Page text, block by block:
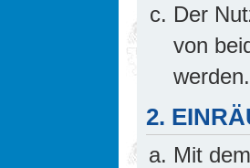
Der
von
werden.
2.
Mit